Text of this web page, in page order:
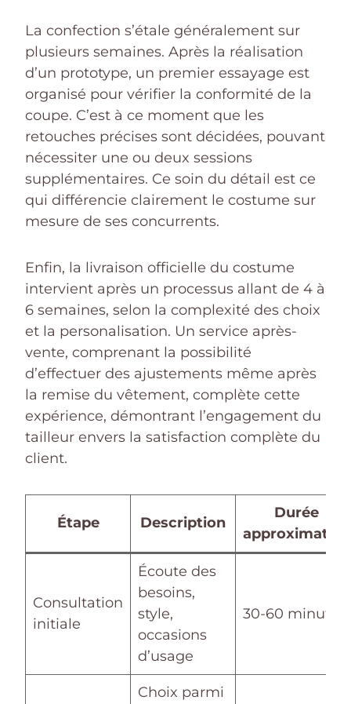
La confection s’étale généralement sur
plusieurs semaines. Après la réalisation
d’un prototype, un premier essayage est
organisé pour vérifier la conformité de la
coupe. C’est à ce moment que les
retouches précises sont décidées, pouvant
nécessiter une ou deux sessions
supplémentaires. Ce soin du détail est ce
qui différencie clairement le costume sur
mesure de ses concurrents.
Enfin, la livraison officielle du costume
intervient après un processus allant de 4 à
6 semaines, selon la complexité des choix
et la personalisation. Un service après-
vente, comprenant la possibilité
d’effectuer des ajustements même après
la remise du vêtement, complète cette
expérience, démontrant l’engagement du
tailleur envers la satisfaction complète du
client.
Étape Description
Durée
approximative
Consultation
initiale
Écoute des
besoins,
style,
occasions
d’usage
30-60 minutes
Choix parmi